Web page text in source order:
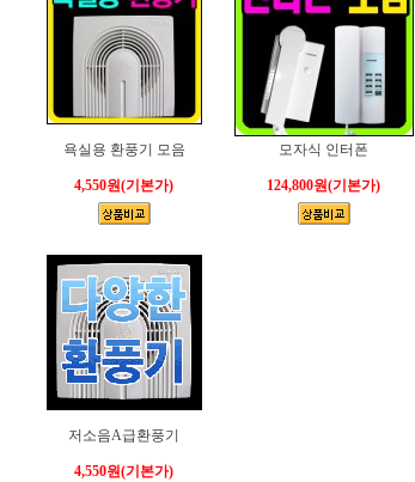
욕실용 환풍기 모음
4,550원(기본가)
모자식 인터폰
124,800원(기본가)
저소음A급환풍기
4,550원(기본가)